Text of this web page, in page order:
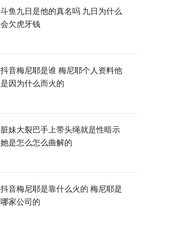
斗鱼九日是他的真名吗 九日为什么
会欠虎牙钱
抖音梅尼耶是谁 梅尼耶个人资料他
是因为什么而火的
脏妹大裂巴手上带头绳就是性暗示
她是怎么怎么曲解的
抖音梅尼耶是靠什么火的 梅尼耶是
哪家公司的